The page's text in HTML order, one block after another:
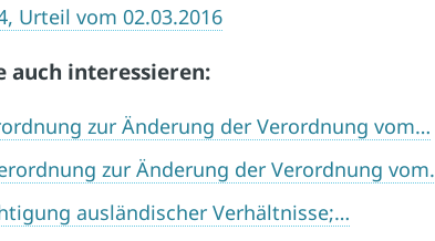
Urteil vom 02.03.2016
auch interessieren:
zur Änderung der Verordnung vom…
zur Änderung der Verordnung
ausländischer Verhältnisse;…